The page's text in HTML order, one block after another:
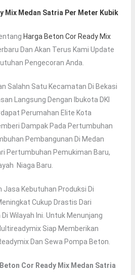
Mix Medan Satria Per Meter Kubik
Harga Beton Cor Ready Mix
Dan Akan Terus Kami Update
Pengecoran Anda.
Salahn Satu Kecamatan Di Bekasi
Langsung Dengan Ibukota DKI
Perumahan Elite Kota
Dampak Pada Pertumbuhan
Pembangunan Di Medan
Pertumbuhan Pemukiman Baru,
Niaga Baru.
Jasa Kebutuhan Produksi Di
Cukup Drastis Dari
Wilayah Ini. Untuk Menunjang
Siap Memberikan
Dan Sewa Pompa Beton.
Cor Ready Mix Medan Satria